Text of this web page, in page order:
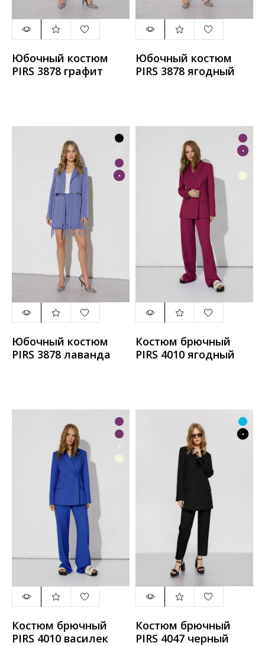
Юбочный костюм
PIRS 3878 графит
Юбочный костюм
PIRS 3878 ягодный
Юбочный костюм
PIRS 3878 лаванда
Костюм брючный
PIRS 4010 ягодный
Костюм брючный
PIRS 4010 василек
Костюм брючный
PIRS 4047 черный